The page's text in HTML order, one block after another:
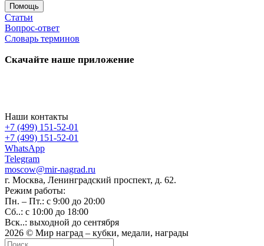
Помощь
Статьи
Вопрос-ответ
Словарь терминов
Скачайте наше приложение
Наши контакты
+7 (499) 151-52-01
+7 (499) 151-52-01
WhatsApp
Telegram
moscow@mir-nagrad.ru
г. Москва, Ленинградский проспект, д. 62.
Режим работы:
Пн. – Пт.: с 9:00 до 20:00
Сб..: с 10:00 до 18:00
Вск..: выходной до сентября
2026 © Мир наград – кубки, медали, награды